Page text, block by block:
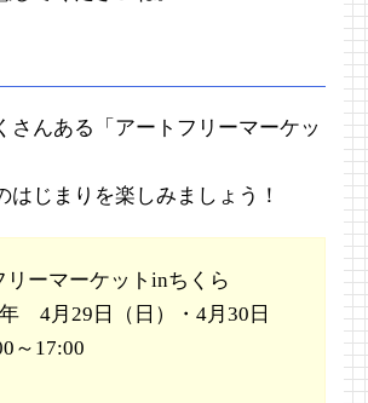
さんある「アートフリーマーケッ
はじまりを楽しみましょう！
リーマーケットinちくら
年 4月29日（日）・4月30日
～17:00